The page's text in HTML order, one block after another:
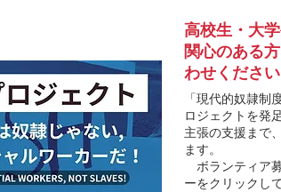
高校生・大
関心のある
わせください
「現代的奴隷
ロジェクトを発
主張の支援まで
ます。
ボランティア
ーをクリックし